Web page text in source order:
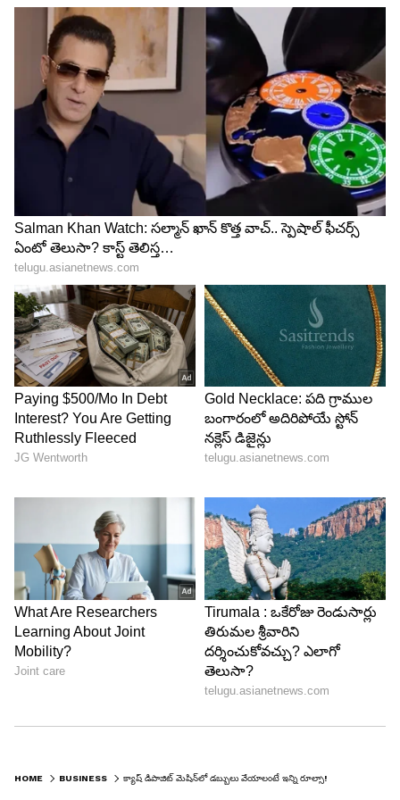
నగదు డిపాజిట్
పాన్ రిజిస్టర్ చేయబడిన ఖాతాల కోసం, డిపాజిటర్‌లు తమ
డెబిట్ కార్డ్‌ని ఉపయోగించి రోజుకు ₹2 లక్షల వరకు
డిపాజిట్ చేయవచ్చు. దీనికి విరుద్ధంగా, PAN రిజిస్టర్
చేయకపోతే, రోజుకు ₹49,999 డిపాజిట్ పరిమితి
ఉంటుంది. కార్డ్ లేని లావాదేవీల కోసం, ఖాతా నంబర్‌ను
మాన్యువల్‌గా నమోదు చేసినప్పుడు, రోజువారీ పరిమితి
₹20,000కి తగ్గించబడుతుంది. పంజాబ్ నేషనల్ బ్యాంక్
ఖాతా PANతో లింక్ చేయబడిందా లేదా అనే దాని
ఆధారంగా విభిన్న పరిమితులను కూడా కలిగి ఉంది. పాన్
నంబర్ క్యాప్చర్ చేయబడిన ఖాతాల కోసం, కస్టమర్‌లు
క్యాష్ యాక్సెప్టర్-ATM (CAA)/బల్క్ నోట్ యాక్సెప్టర్
(BNA) మెషీన్ల ద్వారా ఒక లావాదేవీకి ₹1 లక్ష వరకు
పరిమితి ₹49,900కి తగ్గుతుంది. అదనంగా, ఒక లావాదేవీకి
200 నోట్ల పరిమితి ఉంది, అంటే డిపాజిట్ చేసిన నోట్ల
సంఖ్య కూడా పరిగణనలోకి తీసుకోబడుతుంది.
HOME BUSINESS క్యాష్ డిపాజిట్ మెషిన్‌లో డబ్బులు వేయాలంటే ఇన్ని రూల్సా!